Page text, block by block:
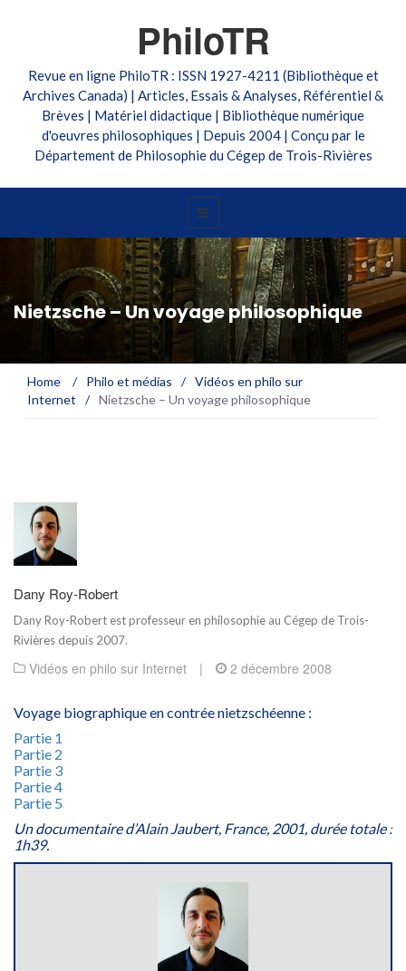
PhiloTR
Revue en ligne PhiloTR : ISSN 1927-4211 (Bibliothèque et
Archives Canada) | Articles, Essais & Analyses, Référentiel &
Brèves | Matériel didactique | Bibliothèque numérique
d'oeuvres philosophiques | Depuis 2004 | Conçu par le
Département de Philosophie du Cégep de Trois-Rivières
Nietzsche – Un voyage philosophique
Home / Philo et médias / Vidéos en philo sur
Internet
/ Nietzsche – Un voyage philosophique
Dany Roy-Robert
Dany Roy-Robert est professeur en philosophie au Cégep de Trois-
Rivières depuis 2007.
Vidéos en philo sur Internet | 2 décembre 2008
Voyage biographique en contrée nietzschéenne :
Partie 1
Partie 2
Partie 3
Partie 4
Partie 5
Un documentaire d’Alain Jaubert, France, 2001, durée totale :
1h39.